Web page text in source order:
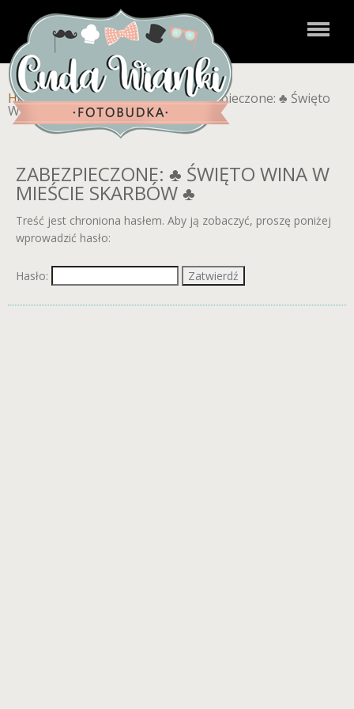
Home»Zdjęcia dla klientów»Zabezpieczone: ♣ Święto
Wina w Mieście Skarbów ♣
ZABEZPIECZONE: ♣ ŚWIĘTO WINA W
MIEŚCIE SKARBÓW ♣
Treść jest chroniona hasłem. Aby ją zobaczyć, proszę poniżej
wprowadzić hasło:
Hasło: